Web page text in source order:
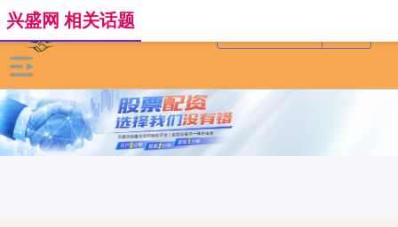
兴盛网 相关话题